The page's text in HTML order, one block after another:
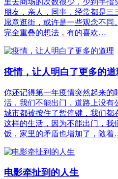
里去商场的次数很少，少到手指
朋友，亲人，同事，经常都是
愿意逛街，或许是一些观念不
完全重叠的想法，有的喜欢…
疫情，让人明白了更多的道
你还记得第一年疫情突然起来的
活，我们不能出门，道路上没有
城市都被按住了暂停键，我们都
这样的生活，因为不能出门，我
饭，家里的矛盾也增加了，随
电影牵扯到的人生